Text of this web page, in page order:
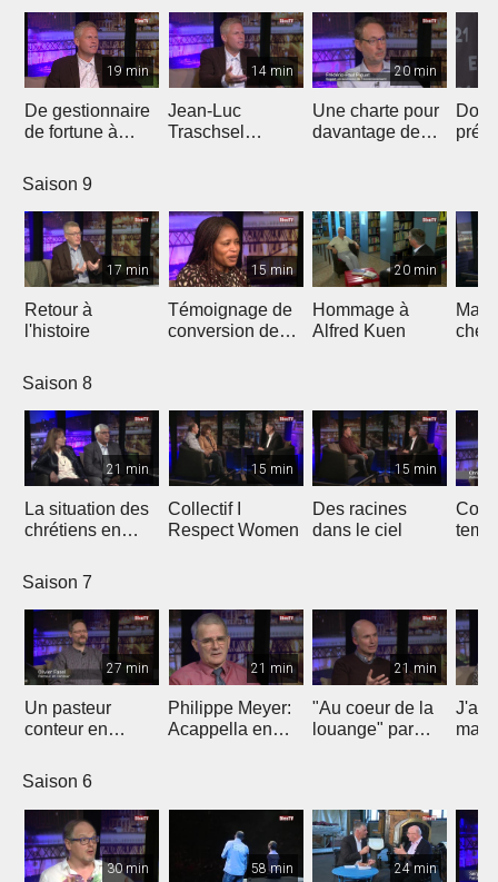
19 min
De gestionnaire
de fortune à
«ligue
européenne"
14 min
Jean-Luc
Traschsel
20 min
Une charte pour
davantage de
Don
Saison 9
17 min
Retour à
l'histoire
15 min
Témoignage de
conversion de
20 min
Hommage à
Alfred Kuen
Saison 8
21 min
La situation des
chrétiens en
15 min
Collectif I
Respect Women
15 min
Des racines
dans le ciel
Saison 7
27 min
Un pasteur
conteur en
d'Eglise à
Fribourg
21 min
Philippe Meyer:
Acappella en
21 min
"Au coeur de la
louange" par
J'ai
mais
Saison 6
30 min 58 min 24 min